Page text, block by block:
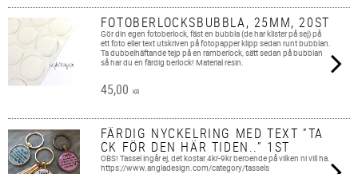
FOTOBERLOCKSBUBBLA, 25MM, 20ST
Gör din egen fotoberlock, fäst en bubbla (de har klister på sej) på
ett foto eller text utskriven på fotopapper klipp sedan runt bubblan.
Ta dubbelhäftande tejp på en ramberlock, sätt sedan på bubblan
så har du en färdig berlock! Material resin.
45,00 KR
FÄRDIG NYCKELRING MED TEXT ”TA
CK FÖR DEN HÄR TIDEN..” 1ST
OBS! Tassel ingår ej, det kostar 4kr-9kr beroende på vilken ni vill ha.
https://www.angladesign.com/category/tassels